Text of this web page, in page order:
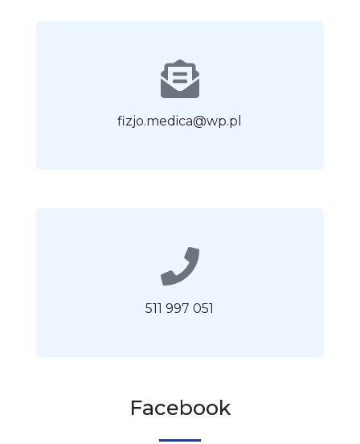
fizjo.medica@wp.pl
511 997 051
Facebook